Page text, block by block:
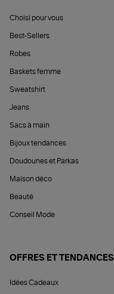
Choisi pour vous
Best-Sellers
Robes
Baskets femme
Sweatshirt
Jeans
Sacs à main
Bijoux tendances
Doudounes et Parkas
Maison déco
Beauté
Conseil Mode
OFFRES ET TENDANCES
Idées Cadeaux